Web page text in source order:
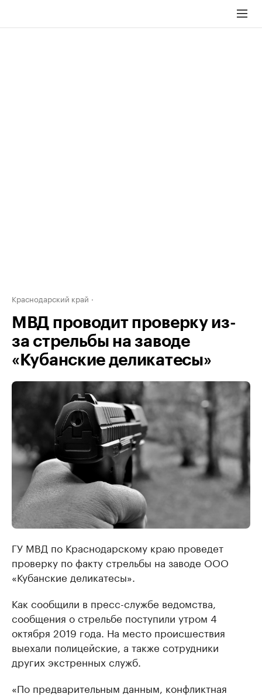
Краснодарский край
МВД проводит проверку из-
за стрельбы на заводе
«Кубанские деликатесы»
ГУ МВД по Краснодарскому краю проведет
проверку по факту стрельбы на заводе ООО
«Кубанские деликатесы».
Как сообщили в пресс-службе ведомства,
сообщения о стрельбе поступили утром 4
октября 2019 года. На место происшествия
выехали полицейские, а также сотрудники
других экстренных служб.
«По предварительным данным, конфликтная